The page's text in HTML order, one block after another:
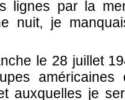
lignes par la
nuit, je
le 28 juillet
américaines
auxquelles je